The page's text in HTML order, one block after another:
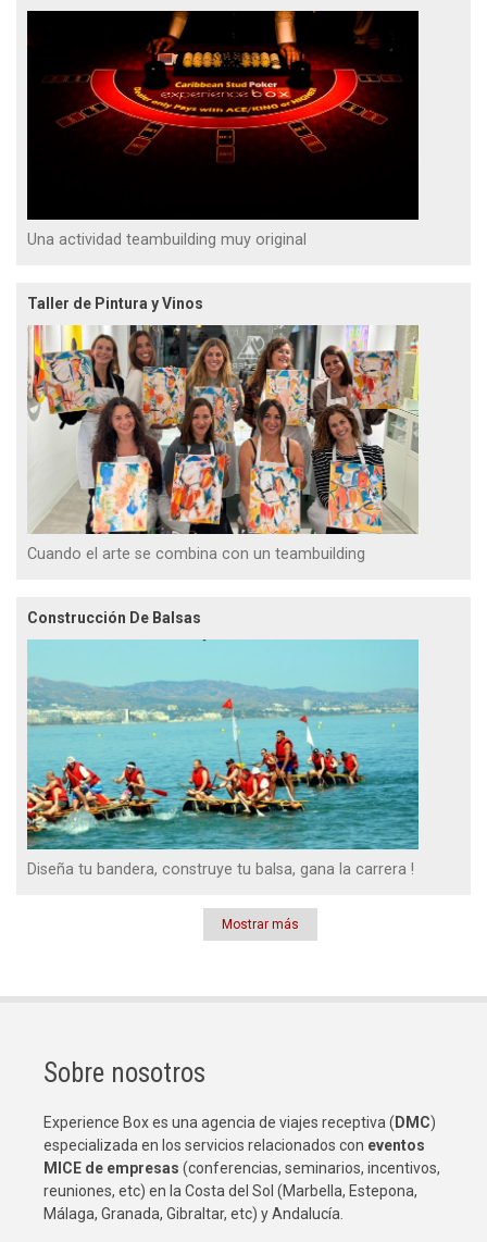
Una actividad teambuilding muy original
Taller de Pintura y Vinos
Cuando el arte se combina con un teambuilding
Construcción De Balsas
Diseña tu bandera, construye tu balsa, gana la carrera !
Mostrar más
Sobre nosotros
Experience Box es una agencia de viajes receptiva ( DMC)
especializada en los servicios relacionados con eventos
MICE de empresas (conferencias, seminarios, incentivos,
reuniones, etc) en la Costa del Sol (Marbella, Estepona,
Málaga, Granada, Gibraltar, etc) y Andalucía.